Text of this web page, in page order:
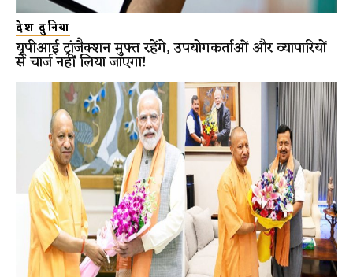
देश दुनिया
यूपीआई ट्रांजैक्शन मुफ्त रहेंगे, उपयोगकर्ताओं और व्यापारियों
से चार्ज नहीं लिया जाएगा!